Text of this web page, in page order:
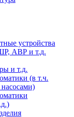
устройства
АВР и т.д.
и т.д.
(в т.ч.